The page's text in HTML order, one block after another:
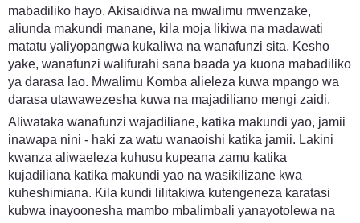
mabadiliko hayo. Akisaidiwa na mwalimu mwenzake,
aliunda makundi manane, kila moja likiwa na madawati
matatu yaliyopangwa kukaliwa na wanafunzi sita. Kesho
yake, wanafunzi walifurahi sana baada ya kuona mabadiliko
ya darasa lao. Mwalimu Komba alieleza kuwa mpango wa
darasa utawawezesha kuwa na majadiliano mengi zaidi.
Aliwataka wanafunzi wajadiliane, katika makundi yao, jamii
inawapa nini - haki za watu wanaoishi katika jamii. Lakini
kwanza aliwaeleza kuhusu kupeana zamu katika
kujadiliana katika makundi yao na wasikilizane kwa
kuheshimiana. Kila kundi lilitakiwa kutengeneza karatasi
kubwa inayoonesha mambo mbalimbali yanayotolewa na